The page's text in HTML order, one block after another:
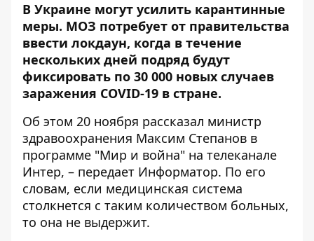
В Украине могут усилить карантинные
меры. МОЗ потребует от правительства
ввести локдаун, когда в течение
нескольких дней подряд будут
фиксировать по 30 000 новых случаев
заражения COVID-19 в стране.
Об этом 20 ноября рассказал министр
здравоохранения Максим Степанов в
программе "Мир и война" на телеканале
Интер, – передает Информатор. По его
словам, если медицинская система
столкнется с таким количеством больных,
то она не выдержит.